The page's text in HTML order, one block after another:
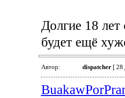
Долгие 18
будет ещё
Автор: dispatcher[ 28